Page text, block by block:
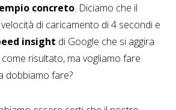
concreto. Diciamo che il
di caricamento di 4 secondi e
insight di Google che si aggira
risultato, ma vogliamo fare
dobbiamo fare?